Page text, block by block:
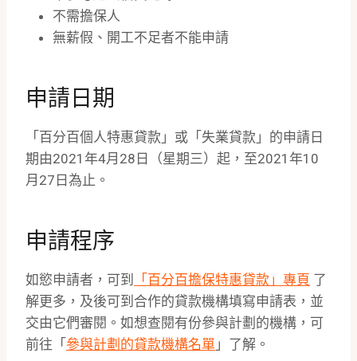
不需擔保人
無薪假、開工不足者不能申請
申請日期
「百分百個人特惠貸款」或「失業貸款」的申請日
期由2021年4月28日（星期三）起，至2021年10
月27日為止。
申請程序
如慾申請者，可到 「百分百擔保特惠貸款」專頁 了
解更多，及後可到合作的貸款機構填寫申請表，並
交由它們審閱。如想查閱有份參與計劃的機構，可
前往「 參與計劃的貸款機構名單 」了解。